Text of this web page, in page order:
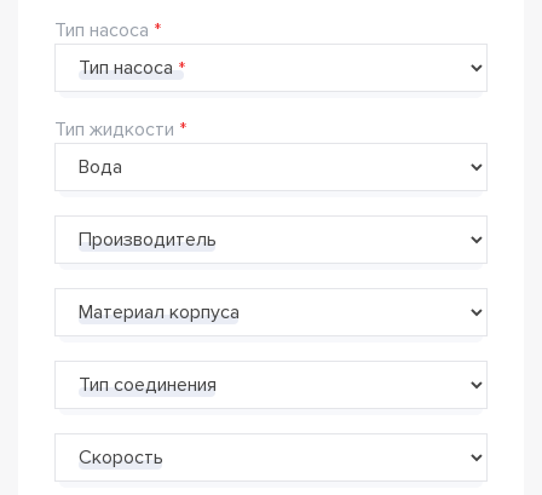
Тип насоса
Тип насоса
Тип жидкости
Производитель
Материал корпуса
Тип соединения
Скорость